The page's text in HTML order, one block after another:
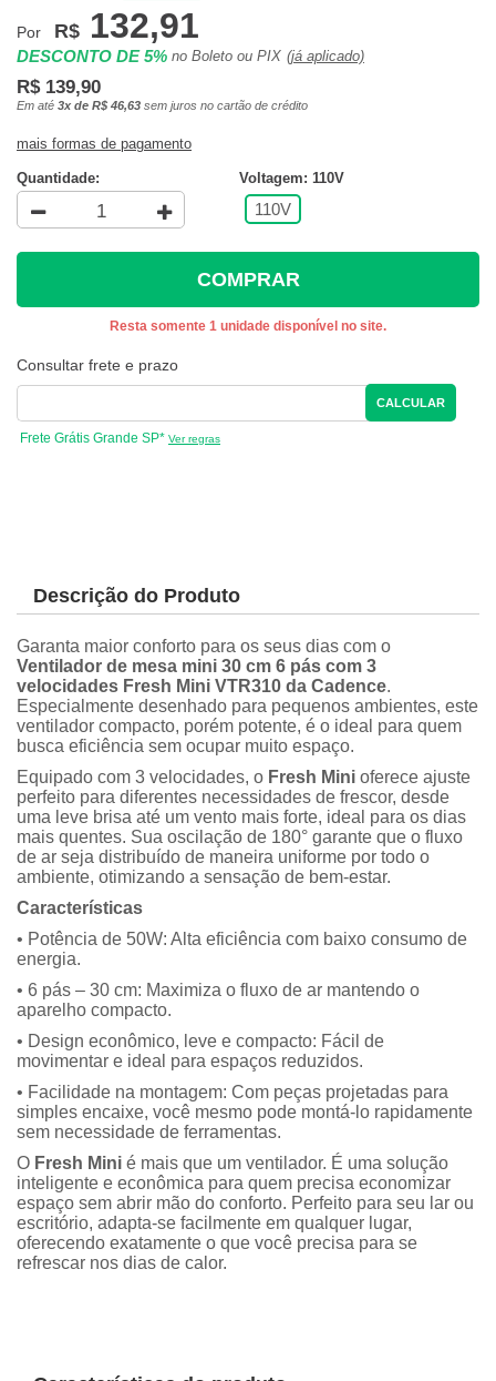
Por R$ 132,91
DESCONTO DE 5% no Boleto ou PIX (já aplicado)
R$ 139,90
Em até 3x de R$ 46,63 sem juros no cartão de crédito
mais formas de pagamento
Quantidade: Voltagem: 110V
110V
COMPRAR
Resta somente 1 unidade disponível no site.
Consultar frete e prazo
CALCULAR
Frete Grátis Grande SP* Ver regras
Descrição do Produto
Garanta maior conforto para os seus dias com o
Ventilador de mesa mini 30 cm 6 pás com 3
velocidades Fresh Mini VTR310 da Cadence.
Especialmente desenhado para pequenos ambientes, este
ventilador compacto, porém potente, é o ideal para quem
busca eficiência sem ocupar muito espaço.
Equipado com 3 velocidades, o Fresh Mini oferece ajuste
perfeito para diferentes necessidades de frescor, desde
uma leve brisa até um vento mais forte, ideal para os dias
mais quentes. Sua oscilação de 180° garante que o fluxo
de ar seja distribuído de maneira uniforme por todo o
ambiente, otimizando a sensação de bem-estar.
Características
• Potência de 50W: Alta eficiência com baixo consumo de
energia.
• 6 pás – 30 cm: Maximiza o fluxo de ar mantendo o
aparelho compacto.
• Design econômico, leve e compacto: Fácil de
movimentar e ideal para espaços reduzidos.
• Facilidade na montagem: Com peças projetadas para
simples encaixe, você mesmo pode montá-lo rapidamente
sem necessidade de ferramentas.
O Fresh Mini é mais que um ventilador. É uma solução
inteligente e econômica para quem precisa economizar
espaço sem abrir mão do conforto. Perfeito para seu lar ou
escritório, adapta-se facilmente em qualquer lugar,
oferecendo exatamente o que você precisa para se
refrescar nos dias de calor.